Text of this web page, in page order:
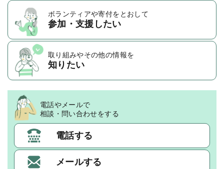
ボランティアや寄付をとおして
参加・支援したい
取り組みやその他の情報を
知りたい
電話やメールで
相談・問い合わせをする
電話する
メールする